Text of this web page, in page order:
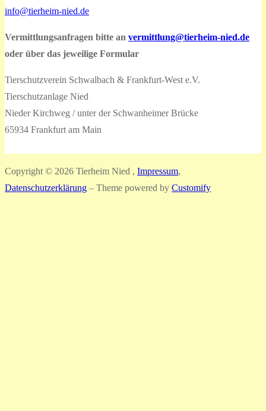
info@tierheim-nied.de
Vermittlungsanfragen bitte an vermittlung@tierheim-nied.de
oder über das jeweilige Formular
Tierschutzverein Schwalbach & Frankfurt-West e.V.
Tierschutzanlage Nied
Nieder Kirchweg / unter der Schwanheimer Brücke
65934 Frankfurt am Main
Copyright © 2026 Tierheim Nied , Impressum,
Datenschutzerklärung – Theme powered by Customify